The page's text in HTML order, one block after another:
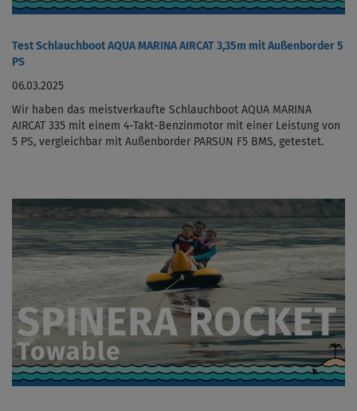
Test Schlauchboot AQUA MARINA AIRCAT 3,35m mit Außenborder 5
PS
06.03.2025
Wir haben das meistverkaufte Schlauchboot AQUA MARINA
AIRCAT 335 mit einem 4-Takt-Benzinmotor mit einer Leistung von
5 PS, vergleichbar mit Außenborder PARSUN F5 BMS, getestet.